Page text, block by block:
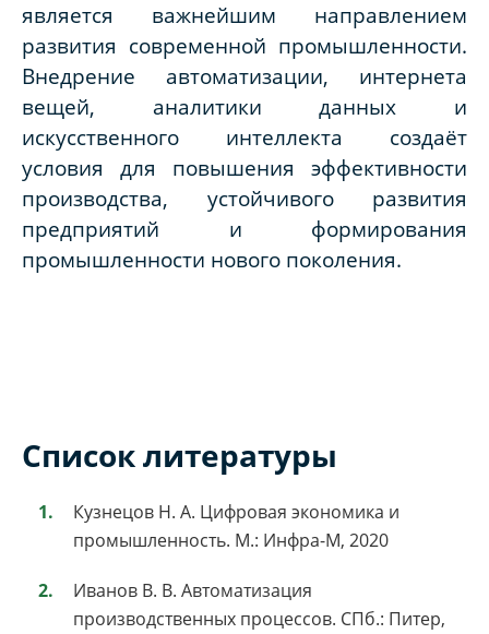
является важнейшим направлением
развития современной промышленности.
Внедрение автоматизации, интернета
вещей, аналитики данных и
искусственного интеллекта создаёт
условия для повышения эффективности
производства, устойчивого развития
предприятий и формирования
промышленности нового поколения.
Список литературы
Кузнецов Н. А. Цифровая экономика и
промышленность. М.: Инфра-М, 2020
Иванов В. В. Автоматизация
производственных процессов. СПб.: Питер,